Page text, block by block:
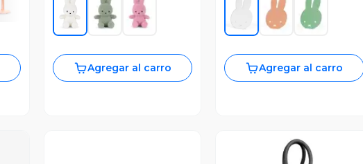
Agregar al carro Agregar al carro